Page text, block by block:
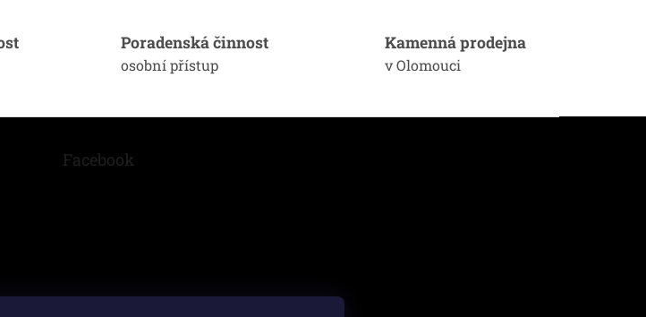
k
Poradenská činnost
osobní přístup
Kamenná prodejna
v Olomouci
Facebook